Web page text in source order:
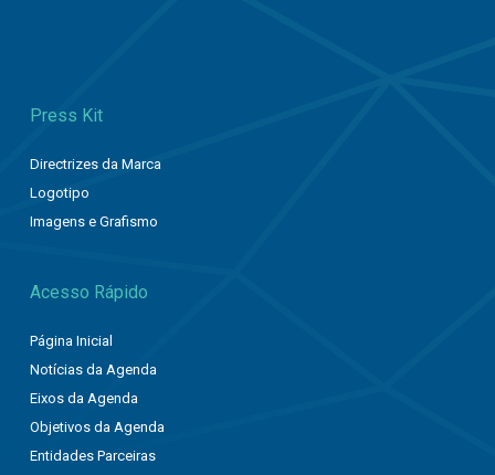
Press Kit
Directrizes da Marca
Logotipo
Imagens e Grafismo
Acesso Rápido
Página Inicial
Notícias da Agenda
Eixos da Agenda
Objetivos da Agenda
Entidades Parceiras